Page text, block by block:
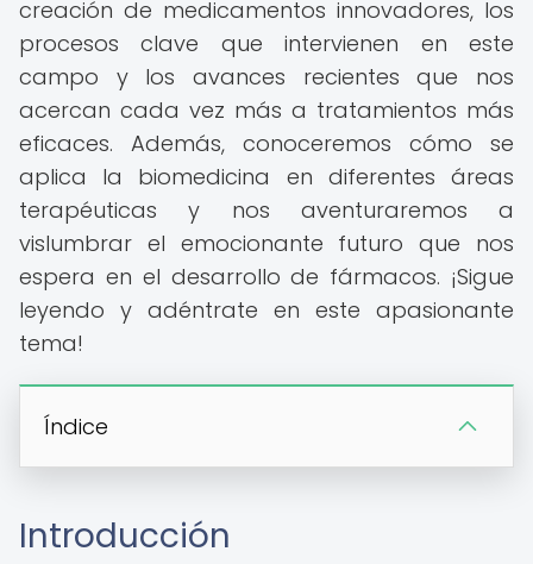
creación de medicamentos innovadores, los
procesos clave que intervienen en este
campo y los avances recientes que nos
acercan cada vez más a tratamientos más
eficaces. Además, conoceremos cómo se
aplica la biomedicina en diferentes áreas
terapéuticas y nos aventuraremos a
vislumbrar el emocionante futuro que nos
espera en el desarrollo de fármacos. ¡Sigue
leyendo y adéntrate en este apasionante
tema!
Índice
Introducción